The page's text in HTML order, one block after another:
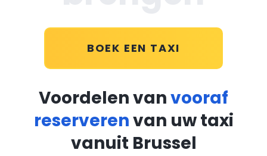
BOEK EEN TAXI
Voordelen vanvooraf
reserverenvan uw taxi
vanuit Brussel